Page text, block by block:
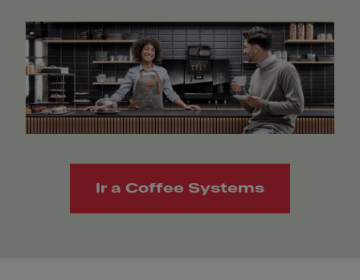
Ir a Coffee Systems